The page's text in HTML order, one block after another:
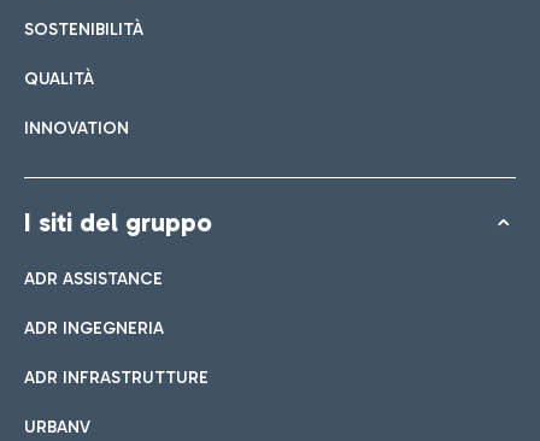
SOSTENIBILITÀ
QUALITÀ
INNOVATION
I siti del gruppo
ADR ASSISTANCE
ADR INGEGNERIA
ADR INFRASTRUTTURE
URBANV